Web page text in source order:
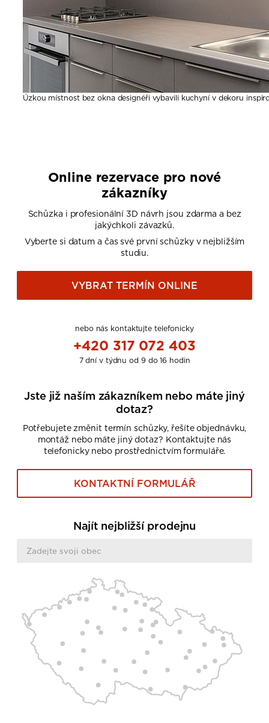
Úzkou místnost bez okna designéři vybavili kuchyní v dekoru
Online rezervace pro nové
zákazníky
Schůzka i profesionální 3D návrh jsou zdarma a bez
jakýchkoli závazků.
Vyberte si datum a čas své první schůzky v nejbližším
studiu.
VYBRAT TERMÍN ONLINE
nebo nás kontaktujte telefonicky
+420 317 072 403
7 dní v týdnu od 9 do 16 hodin
Jste již naším zákazníkem nebo máte jiný
dotaz?
Potřebujete změnit termín schůzky, řešíte objednávku,
montáž nebo máte jiný dotaz? Kontaktujte nás
telefonicky nebo prostřednictvím formuláře.
KONTAKTNÍ FORMULÁŘ
Najít nejbližší prodejnu